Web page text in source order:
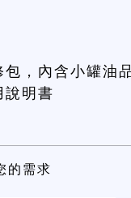
包，內含小罐油
說明書
的需求